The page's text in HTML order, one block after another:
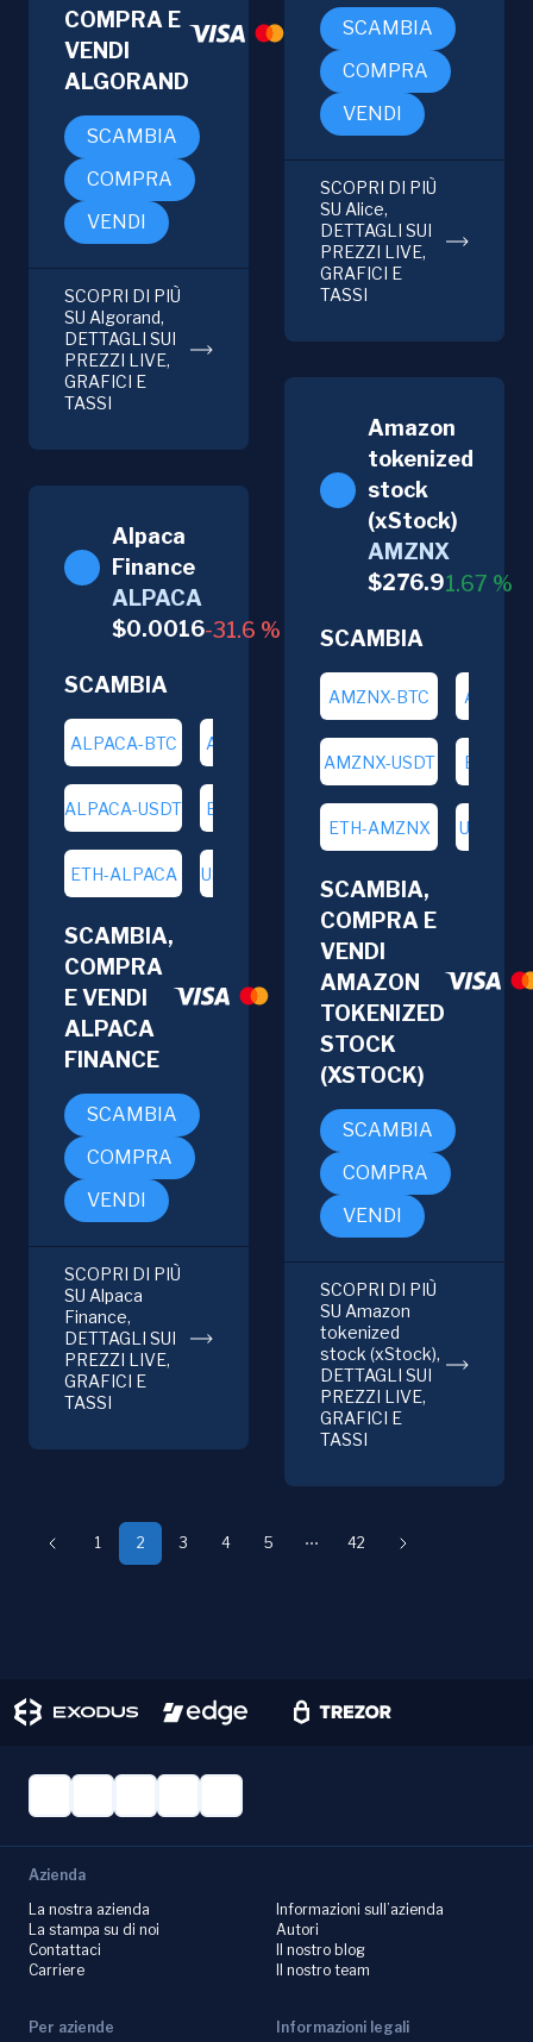
COMPRA E
VENDI
ALGORAND
SCAMBIA
COMPRA
VENDI
SCOPRI DI PIÙ
SU Algorand,
DETTAGLI SUI
PREZZI LIVE,
GRAFICI E
TASSI
Alpaca
Finance
ALPACA
$0.0016-31.6 %
SCAMBIA
ALPACA-BTC ALPACA-ETH
ALPACA-USDT BTC-ALPACA
ETH-ALPACA USDT-ALPACA
SCAMBIA,
COMPRA
E VENDI
ALPACA
FINANCE
SCAMBIA
COMPRA
VENDI
SCOPRI DI PIÙ
SU Alpaca
Finance,
DETTAGLI SUI
PREZZI LIVE,
GRAFICI E
TASSI
SCAMBIA
COMPRA
VENDI
SCOPRI DI PIÙ
SU Alice,
DETTAGLI SUI
PREZZI LIVE,
GRAFICI E
TASSI
Amazon
tokenized
stock
(xStock)
AMZNX
$276.91.67 %
SCAMBIA
AMZNX-BTC
AMZNX-USDT BTC-
ETH-AMZNX USDT-
SCAMBIA,
COMPRA E
VENDI
AMAZON
TOKENIZED
STOCK
(XSTOCK)
SCAMBIA
COMPRA
VENDI
SCOPRI DI PIÙ
SU Amazon
tokenized
stock (xStock),
DETTAGLI SUI
PREZZI LIVE,
GRAFICI E
TASSI
Precedente
1 2 3 4 5 42 Avanti
Azienda
La nostra azienda
La stampa su di noi
Contattaci
Carriere
Informazioni sull’azienda
Autori
Il nostro blog
Il nostro team
Per aziende
Informazioni legali